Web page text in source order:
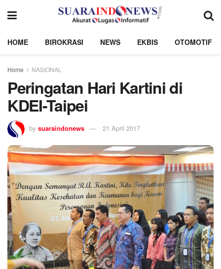
HOME BIROKRASI NEWS EKBIS OTOMOTIF
Home NASIONAL
Peringatan Hari Kartini di
KDEI-Taipei
by suaraindonews 21 April 2017